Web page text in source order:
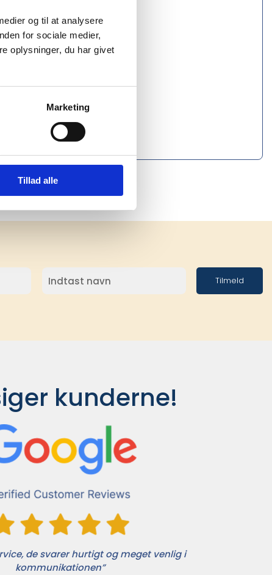
og til at analysere
for sociale medier,
oplysninger, du har givet
Marketing
Tillad alle
380T foring
Tilmeld
kunderne!
de svarer hurtigt og meget venlig i
kommunikationen”